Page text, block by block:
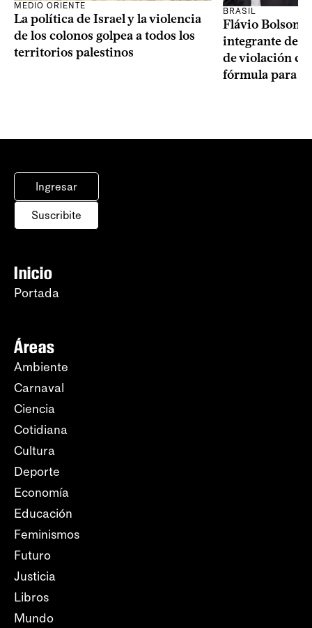
MEDIO ORIENTE
La política de Israel y la violencia
de los colonos golpea a todos los
territorios palestinos
BRASIL
Flávio
integrante de
de violación
fórmula para
Ingresar
Suscribite
Inicio
Portada
Áreas
Ambiente
Carnaval
Ciencia
Cotidiana
Cultura
Deporte
Economía
Educación
Feminismos
Futuro
Justicia
Libros
Mundo